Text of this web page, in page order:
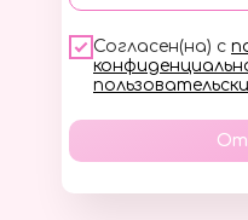
Согласен(на) с